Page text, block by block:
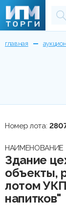
главная
Номер лота:
НАИМЕНОВАНИЕ
Здание
объекты,
лотом
напитков"